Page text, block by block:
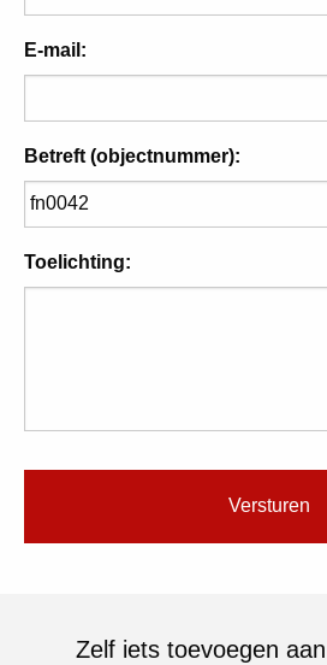
E-mail:
Betreft (objectnummer):
Toelichting:
Zelf iets toevoegen